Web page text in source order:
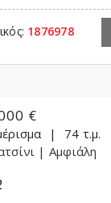
1876978
€
74 τ.μ.
| Αμφιάλη